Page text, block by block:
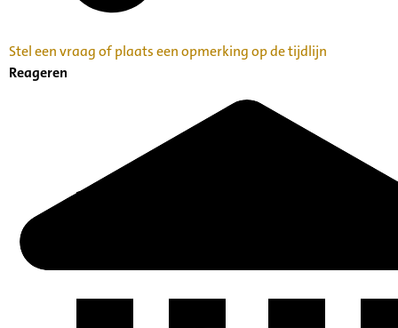
Stel een vraag of plaats een opmerking op de tijdlijn
Reageren